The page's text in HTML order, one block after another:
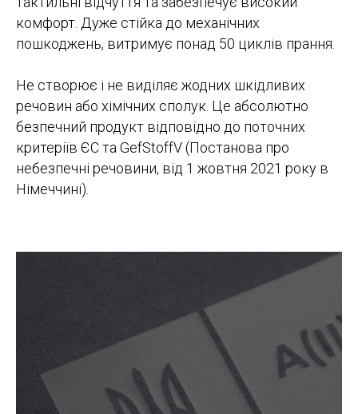
комфорт. Дуже стійка до механічних
пошкоджень, витримує понад 50 циклів прання.
Не створює і не виділяє жодних шкідливих
речовин або хімічних сполук. Це абсолютно
безпечний продукт відповідно до поточних
критеріїв ЄС та GefStoffV (Постанова про
небезпечні речовини, від 1 жовтня 2021 року в
Німеччині).